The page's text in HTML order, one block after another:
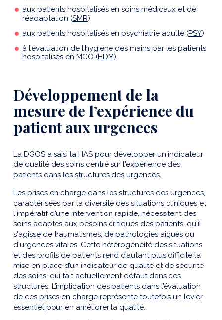
aux patients hospitalisés en soins médicaux et de
réadaptation (SMR)
aux patients hospitalisés en psychiatrie adulte (PSY)
à l’évaluation de l’hygiène des mains par les patients
hospitalisés en MCO (HDM).
Développement de la
mesure de l’expérience du
patient aux urgences
La DGOS a saisi la HAS pour développer un indicateur
de qualité des soins centré sur l'expérience des
patients dans les structures des urgences.
Les prises en charge dans les structures des urgences,
caractérisées par la diversité des situations cliniques et
l'impératif d'une intervention rapide, nécessitent des
soins adaptés aux besoins critiques des patients, qu'il
s'agisse de traumatismes, de pathologies aiguës ou
d'urgences vitales. Cette hétérogénéité des situations
et des profils de patients rend d’autant plus difficile la
mise en place d’un indicateur de qualité et de sécurité
des soins, qui fait actuellement défaut dans ces
structures. L’implication des patients dans l’évaluation
de ces prises en charge représente toutefois un levier
essentiel pour en améliorer la qualité.